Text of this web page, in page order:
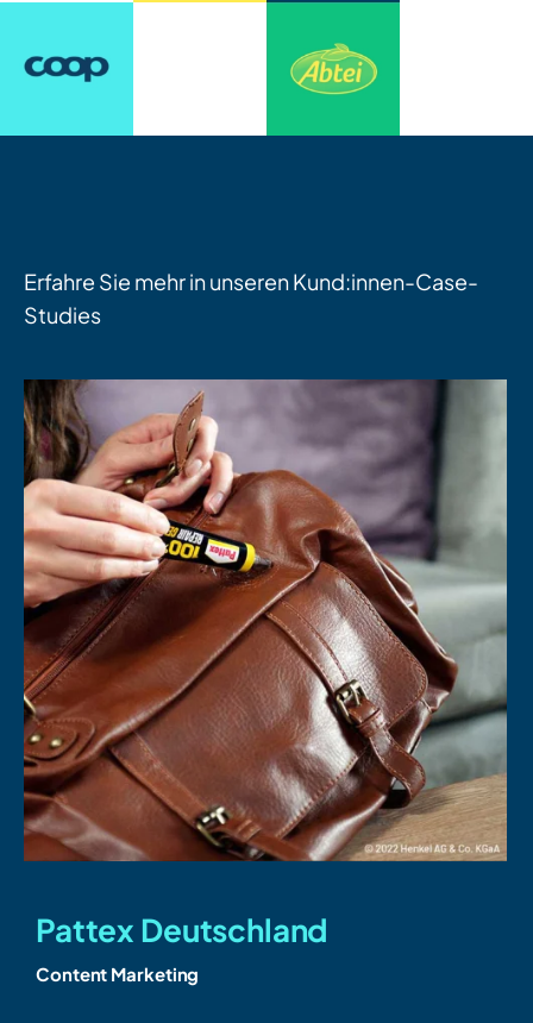
Erfahre Sie mehr in unseren Kund:innen-Case-
Studies
Pattex Deutschland
Content Marketing